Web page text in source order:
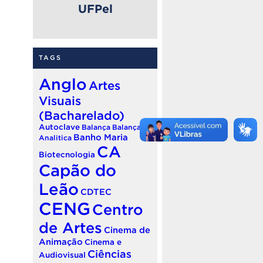
UFPel
TAGS
Anglo Artes
Visuais
(Bacharelado)
Autoclave Balança Balança
Analitica Banho Maria
Biotecnologia CA
Capão do
Leão CDTEC
CENG Centro
de Artes Cinema de
Animação Cinema e
Audiovisual Ciências